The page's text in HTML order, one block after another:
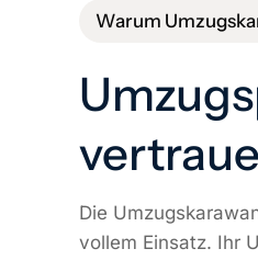
Warum
Die
vollem Einsatz. Ihr